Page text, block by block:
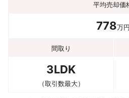
平均売却価
778万円
間取り
3LDK
（取引数最大）